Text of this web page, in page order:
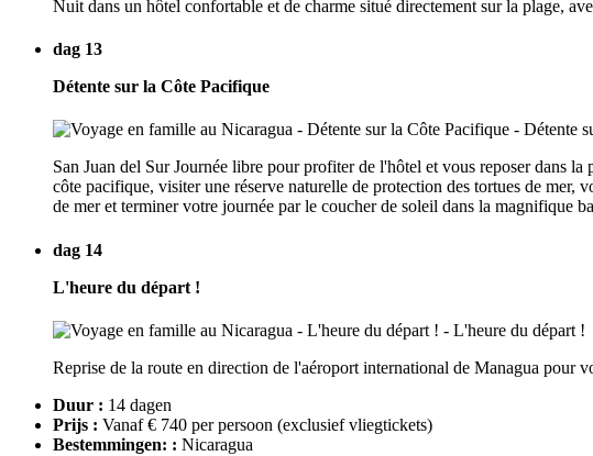
Nuit dans un hôtel confortable et de charme situé directement sur la plage,
dag 13
Détente sur la Côte Pacifique
San Juan del Sur Journée libre pour profiter de l'hôtel et vous reposer dans
côte pacifique, visiter une réserve naturelle de protection des tortues de mer,
de mer et terminer votre journée par le coucher de soleil dans la magnifique
dag 14
L'heure du départ !
Reprise de la route en direction de l'aéroport international de Managua pour
Duur : 14 dagen
Prijs : Vanaf € 740 per persoon (exclusief vliegtickets)
Bestemmingen: : Nicaragua